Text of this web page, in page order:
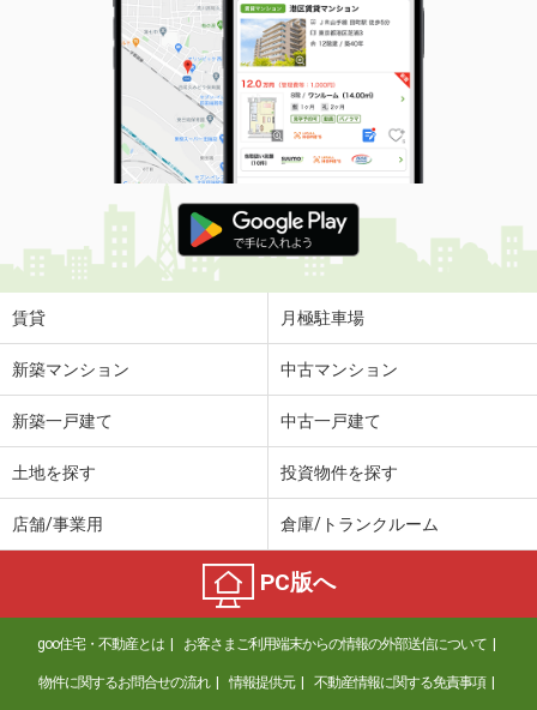
賃貸 月極駐車場
新築マンション 中古マンション
新築一戸建て 中古一戸建て
土地を探す 投資物件を探す
店舗/事業用 倉庫/トランクルーム
PC版へ
goo住宅・不動産とは お客さまご利用端末からの情報の外部送信について
物件に関するお問合せの流れ 情報提供元 不動産情報に関する免責事項